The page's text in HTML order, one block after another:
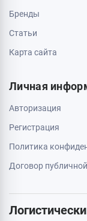
Бренды
Статьи
Карта сайта
Личная
Авторизация
Регистрация
Политика
Договор